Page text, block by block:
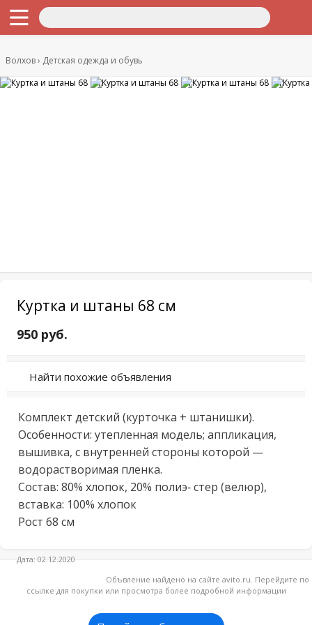
Волхов Детская одежда и обувь
Куртка и штаны 68 см
950 руб.
Найти похожие объявления
Комплект детский (курточка + штанишки).
Особенности: утепленная модель; аппликация,
вышивка, с внутренней стороны которой —
водорастворимая пленка.
Состав: 80% хлопок, 20% полиэ- стер (велюр),
вставка: 100% хлопок
Рост 68 см
Дата: 02.12.2020
Объвление найдено на сайте avito.ru. Перейдите по
ссылке для покупки или просмотра более подробной информации